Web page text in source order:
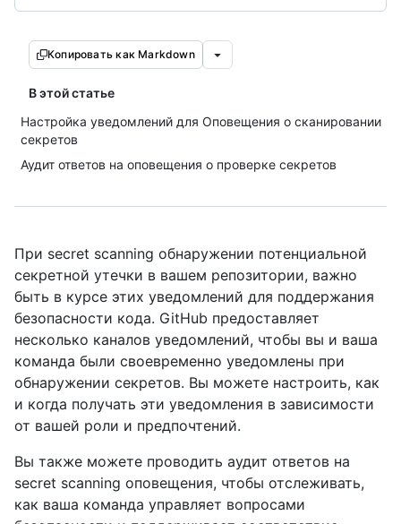
Копировать как Markdown
В этой статье
Настройка уведомлений для Оповещения о сканировании
секретов
Аудит ответов на оповещения о проверке секретов
При secret scanning обнаружении потенциальной
секретной утечки в вашем репозитории, важно
быть в курсе этих уведомлений для поддержания
безопасности кода. GitHub предоставляет
несколько каналов уведомлений, чтобы вы и ваша
команда были своевременно уведомлены при
обнаружении секретов. Вы можете настроить, как
и когда получать эти уведомления в зависимости
от вашей роли и предпочтений.
Вы также можете проводить аудит ответов на
secret scanning оповещения, чтобы отслеживать,
как ваша команда управляет вопросами